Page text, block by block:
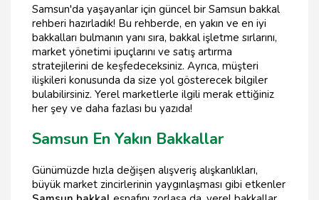
Samsun'da yaşayanlar için güncel bir Samsun bakkal
rehberi hazırladık! Bu rehberde, en yakın ve en iyi
bakkalları bulmanın yanı sıra, bakkal işletme sırlarını,
market yönetimi ipuçlarını ve satış artırma
stratejilerini de keşfedeceksiniz. Ayrıca, müşteri
ilişkileri konusunda da size yol gösterecek bilgiler
bulabilirsiniz. Yerel marketlerle ilgili merak ettiğiniz
her şey ve daha fazlası bu yazıda!
Samsun En Yakın Bakkallar
Günümüzde hızla değişen alışveriş alışkanlıkları,
büyük market zincirlerinin yaygınlaşması gibi etkenler